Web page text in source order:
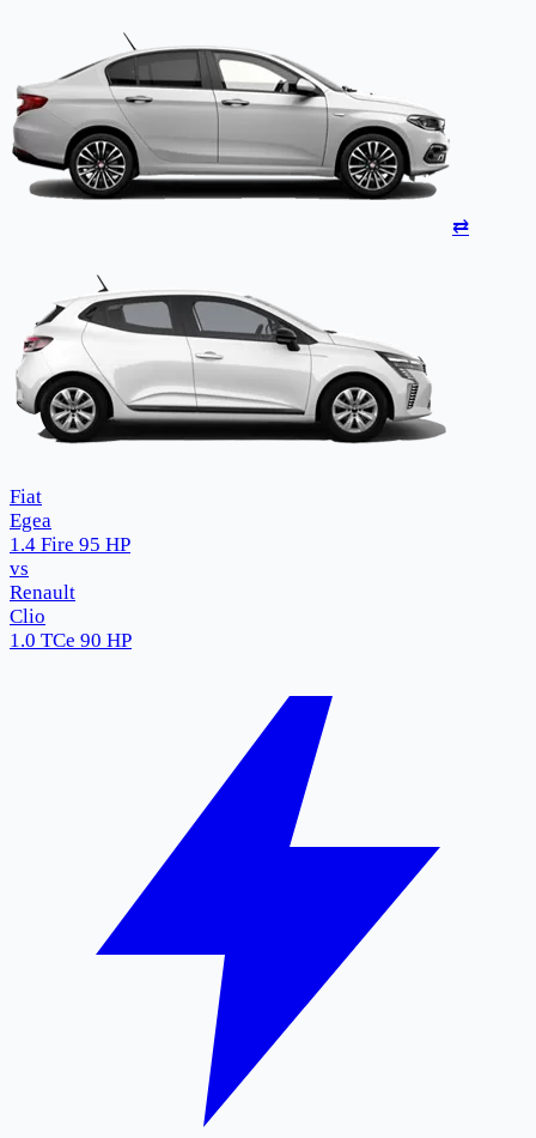
⇄
Fiat
Egea
1.4 Fire 95 HP
vs
Renault
Clio
1.0 TCe 90 HP